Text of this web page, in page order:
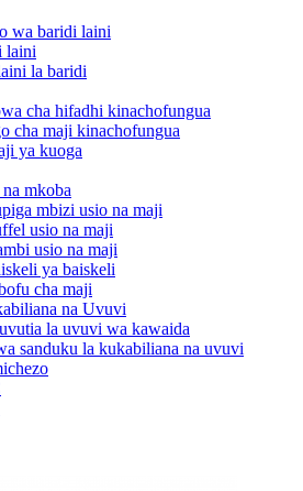
wa baridi laini
laini
la baridi
cha hifadhi kinachofungua
cha maji kinachofungua
ya kuoga
mkoba
mbizi usio na maji
usio na maji
usio na maji
ya baiskeli
cha maji
na Uvuvi
la uvuvi wa kawaida
sanduku la kukabiliana na uvuvi